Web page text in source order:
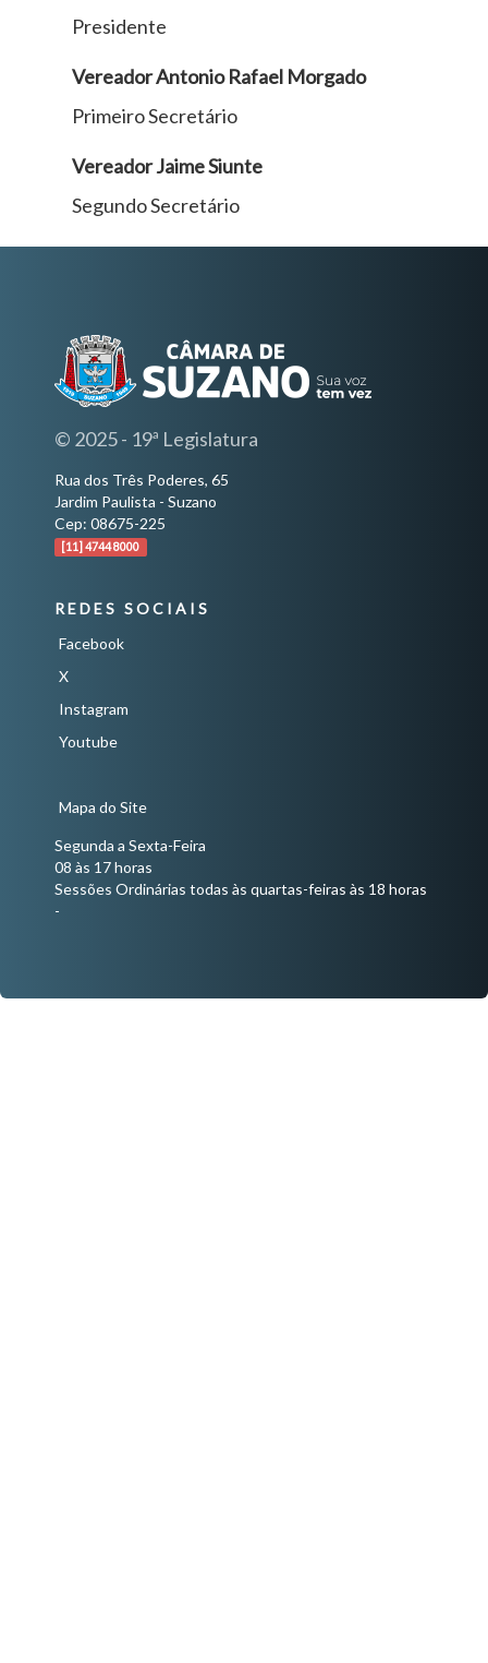
Presidente
Vereador Antonio Rafael Morgado
Primeiro Secretário
Vereador Jaime Siunte
Segundo Secretário
© 2025 - 19ª Legislatura
Rua dos Três Poderes, 65
Jardim Paulista - Suzano
Cep: 08675-225
[11] 4744 8000
REDES SOCIAIS
Facebook
X
Instagram
Youtube
Mapa do Site
Segunda a Sexta-Feira
08 às 17 horas
Sessões Ordinárias todas às quartas-feiras às 18 horas
-